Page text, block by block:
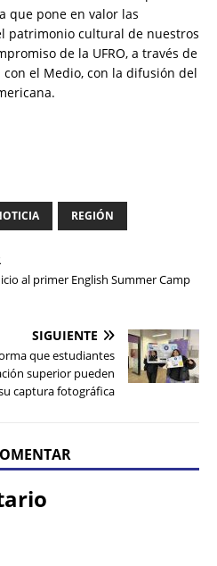
que pone en valor las
patrimonio cultural de nuestros
de la UFRO, a través de
el Medio, con la difusión del
REGIÓN
al primer English Summer Camp
SIGUIENTE
que estudiantes
superior pueden
captura fotográfica